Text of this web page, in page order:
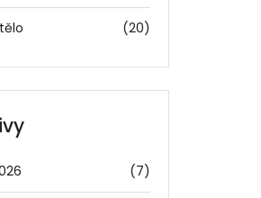
(20)
(7)